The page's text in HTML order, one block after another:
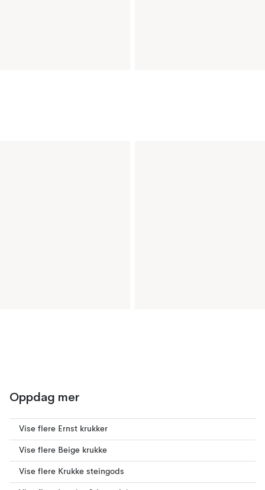
Oppdag mer
Vise flere Ernst krukker
Vise flere Beige krukke
Vise flere Krukke steingods